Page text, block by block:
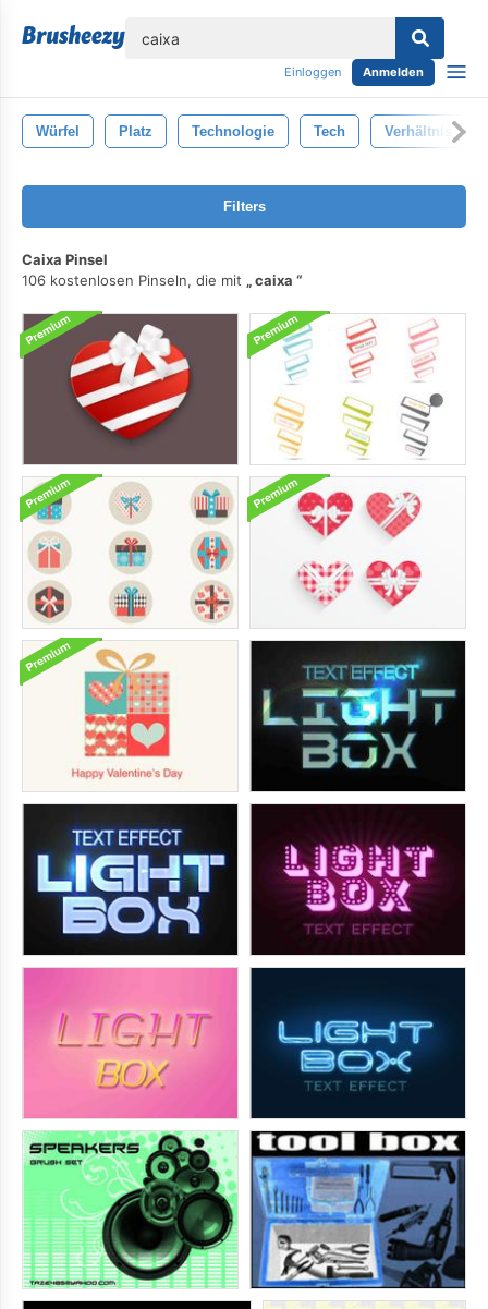
Einloggen Anmelden
Würfel Platz Technologie Tech Verhältnis
Filters
Caixa Pinsel
106 kostenlosen Pinseln, die mit
caixa